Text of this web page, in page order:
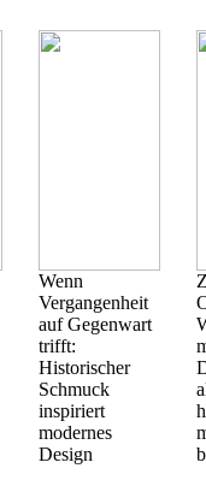
Wenn
Vergangenheit
auf Gegenwart
trifft:
Historischer
Schmuck
inspiriert
modernes
Design